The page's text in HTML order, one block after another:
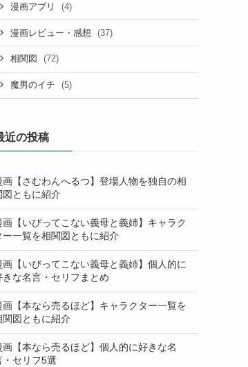
漫画アプリ (4)
漫画レビュー・感想 (37)
相関図 (72)
魔男のイチ (5)
近の投稿
画【さむわんへるつ】登場人物を独自の相
図ともに紹介
画【いびってこない義母と義姉】キャラク
ー一覧を相関図ともに紹介
画【いびってこない義母と義姉】個人的に
きな名言・セリフまとめ
画【本なら売るほど】キャラクター一覧を
関図ともに紹介
画【本なら売るほど】個人的に好きな名
・セリフ5選